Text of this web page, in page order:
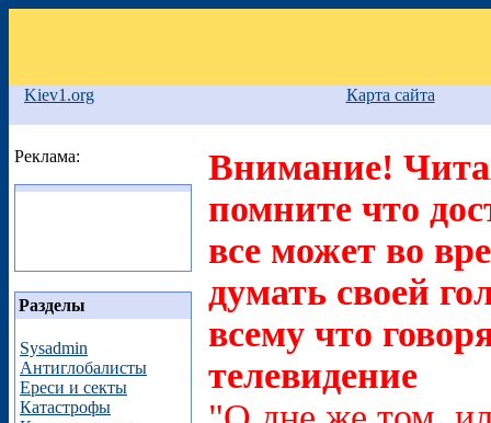
Kiev1.org Карта сайта
Реклама:
Разделы
Sysadmin
Антиглобалисты
Ереси и секты
Катастрофы
Внимание!
помните что
все может во
думать своей
всему что
телевидение